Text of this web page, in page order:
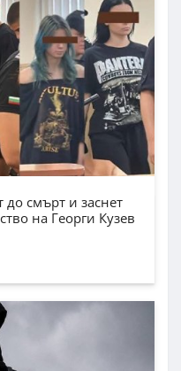
смърт и заснет
на Георги Кузев